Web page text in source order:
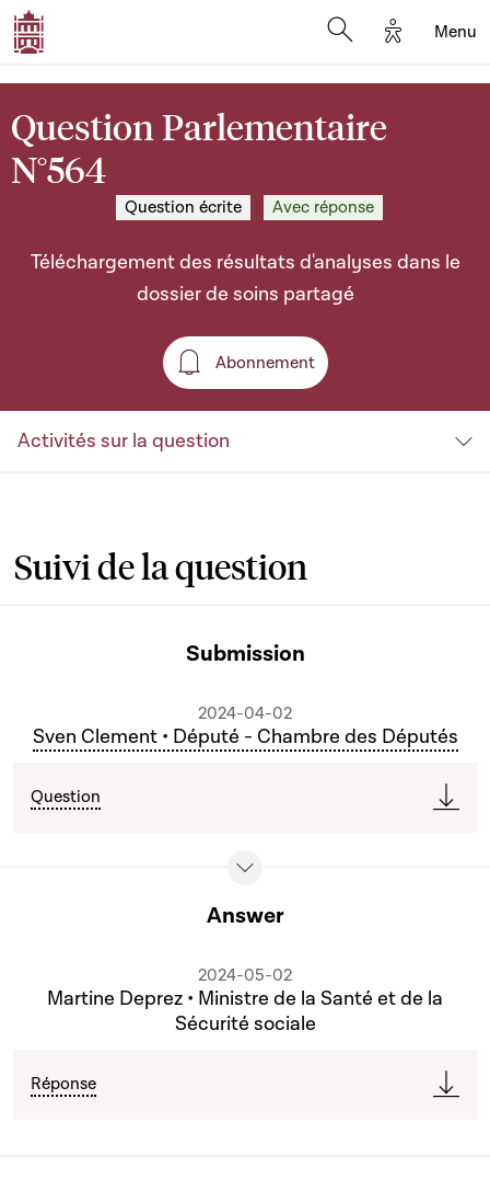
Options
Menu
Question Parlementaire
N°564
Question écrite Avec réponse
Téléchargement des résultats d'analyses dans le
dossier de soins partagé
Abonnement
Abonnement
Activités sur la question
Suivi de la question
Submission
2024-04-02
Sven Clement • Député - Chambre des Députés
Question
Answer
2024-05-02
Martine Deprez • Ministre de la Santé et de la
Sécurité sociale
Réponse